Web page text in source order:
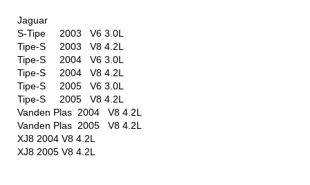
Jaguar
S-Tipe 2003 V6 3.0L
Tipe-S 2003 V8 4.2L
Tipe-S 2004 V6 3.0L
Tipe-S 2004 V8 4.2L
Tipe-S 2005 V6 3.0L
Tipe-S 2005 V8 4.2L
Vanden Plas 2004 V8 4.2L
Vanden Plas 2005 V8 4.2L
XJ8 2004 V8 4.2L
XJ8 2005 V8 4.2L